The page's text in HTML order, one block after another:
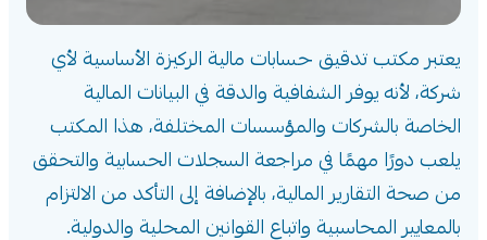
يعتبر مكتب تدقيق حسابات مالية الركيزة الأساسية لأي
شركة، لأنه يوفر الشفافية والدقة في البيانات المالية
الخاصة بالشركات والمؤسسات المختلفة، هذا المكتب
يلعب دورًا مهمًا في مراجعة السجلات الحسابية والتحقق
من صحة التقارير المالية، بالإضافة إلى التأكد من الالتزام
بالمعايير المحاسبية واتباع القوانين المحلية والدولية.